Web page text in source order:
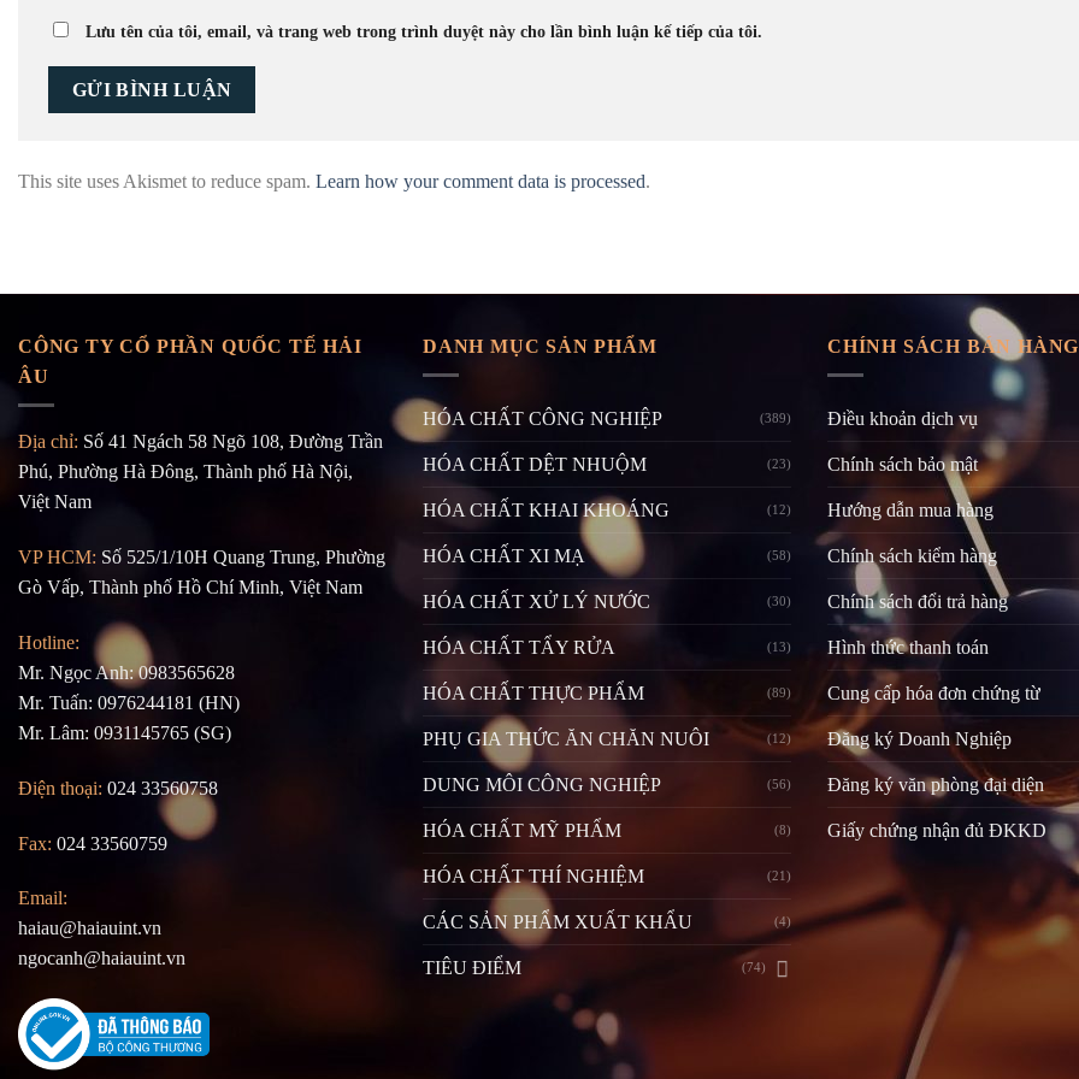
Lưu tên của tôi, email, và trang web trong trình duyệt này cho lần bình luận kế tiếp của tôi.
This site uses Akismet to reduce spam. Learn how your comment data is processed.
CÔNG TY CỔ PHẦN QUỐC TẾ HẢI
ÂU
Địa chỉ: Số 41 Ngách 58 Ngõ 108, Đường Trần
Phú, Phường Hà Đông, Thành phố Hà Nội,
Việt Nam
VP HCM: Số 525/1/10H Quang Trung, Phường
Gò Vấp, Thành phố Hồ Chí Minh, Việt Nam
Hotline:
Mr. Ngọc Anh: 0983565628
Mr. Tuấn: 0976244181 (HN)
Mr. Lâm: 0931145765 (SG)
Điện thoại: 024 33560758
Fax: 024 33560759
Email:
haiau@haiauint.vn
ngocanh@haiauint.vn
DANH MỤC SẢN PHẨM
HÓA CHẤT CÔNG NGHIỆP (389)
HÓA CHẤT DỆT NHUỘM (23)
HÓA CHẤT KHAI KHOÁNG (12)
HÓA CHẤT XI MẠ (58)
HÓA CHẤT XỬ LÝ NƯỚC (30)
HÓA CHẤT TẨY RỬA (13)
HÓA CHẤT THỰC PHẨM (89)
PHỤ GIA THỨC ĂN CHĂN NUÔI (12)
DUNG MÔI CÔNG NGHIỆP (56)
HÓA CHẤT MỸ PHẨM (8)
HÓA CHẤT THÍ NGHIỆM (21)
CÁC SẢN PHẨM XUẤT KHẨU (4)
TIÊU ĐIỂM (74)
CHÍNH SÁCH BÁN HÀNG
Điều khoản dịch vụ
Chính sách bảo mật
Hướng dẫn mua hàng
Chính sách kiểm hàng
Chính sách đổi trả hàng
Hình thức thanh toán
Cung cấp hóa đơn chứng từ
Đăng ký Doanh Nghiệp
Đăng ký văn phòng đại diện
Giấy chứng nhận đủ ĐKKD